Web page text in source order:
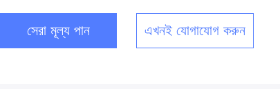
সেরা মূল্য পান এখনই যোগাযোগ করুন